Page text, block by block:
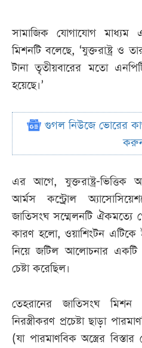
সামাজিক যোগাযোগ
মিশনটি বলেছে, ‘যুক্তরাষ্ট্র ও
টানা তৃতীয়বারের মতো
হয়েছে।’
গুগল নিউজে ভোরের
এর আগে, যুক্তরাষ্ট্র-ভিত্তিক
আর্মস কন্ট্রোল
জাতিসংঘ সম্মেলনটি ঐকমত্যে
কারণ হলো, ওয়াশিংটন এটিকে
নিয়ে জটিল আলোচনার একটি
চেষ্টা করেছিল।
তেহরানের জাতিসংঘ
নিরস্ত্রীকরণ প্রচেষ্টা ছাড়া
(যা পারমাণবিক অস্ত্রের